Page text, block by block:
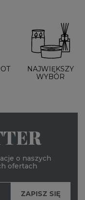
NAJWIĘKSZY
WYBÓR
o naszych
ofertach